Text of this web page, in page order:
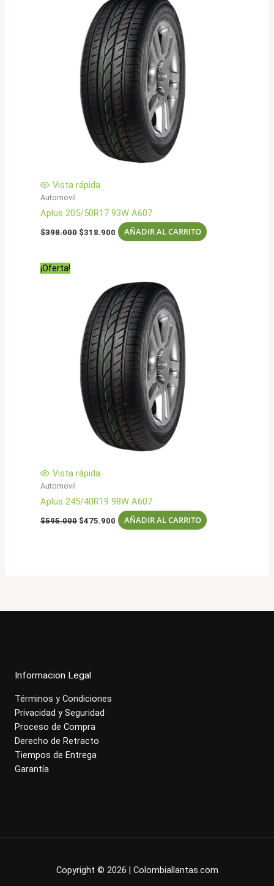
Vista rápida
Automovil
Aplus 205/50R17 93W A607
$398.000 El
$318.900 El
precio
AÑADIR AL CARRITO
¡Oferta!
Vista rápida
Automovil
Aplus 245/40R19 98W A607
$595.000 El
$475.900 El
precio
AÑADIR AL CARRITO
Informacion Legal
Términos y Condiciones
Privacidad y Seguridad
Proceso de Compra
Derecho de Retracto
Tiempos de Entrega
Garantía
Copyright © 2026 | Colombiallantas.com